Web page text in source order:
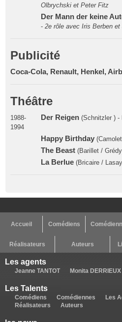
Olbrychski et Peter Fitz
Der Mann der keine
- 2e rôle avec Iris Berben
Publicité
Coca-Cola, Renault, Henkel,
Théâtre
1988-
1994
Der Reigen (Schnitzler ) -
Happy Birthday
The Beast (Barillet /
La Berlue (Bricaire /
Accueil Comédiens
Réalisateurs Auteurs
Les agents
Jeanne TANTOT Monita DERRIEUX
Les Talents
Comédiens Comédiennes Les
Réalisateurs
Auteurs